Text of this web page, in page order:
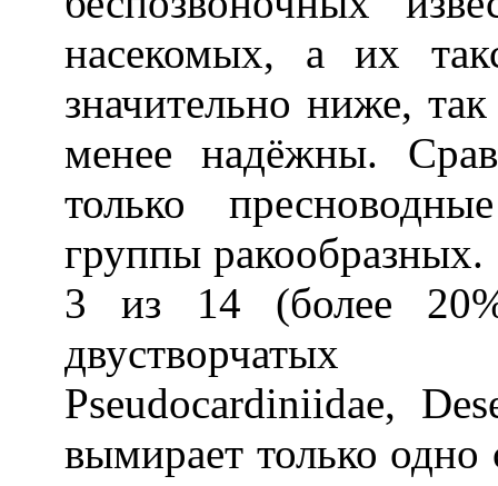
насекомых, а их
значительно ниже,
менее надёжны.
только
группы
3 из 14 (более
Pseudocardiniidae,
вымирает только